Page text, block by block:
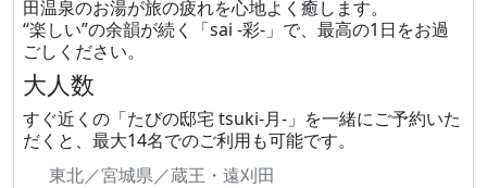
田温泉のお湯が旅の疲れを心地よく癒します。
“楽しい”の余韻が続く「sai -彩-」で、最高の1日をお過
ごしください。
大人数
すぐ近くの「たびの邸宅 tsuki-月-」を一緒にご予約いた
だくと、最大14名でのご利用も可能です。
東北／宮城県／蔵王・遠刈田